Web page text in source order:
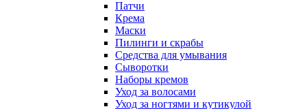
Патчи
Крема
Маски
Пилинги и скрабы
Средства для умывания
Сыворотки
Наборы кремов
Уход за волосами
Уход за ногтями и кутикулой